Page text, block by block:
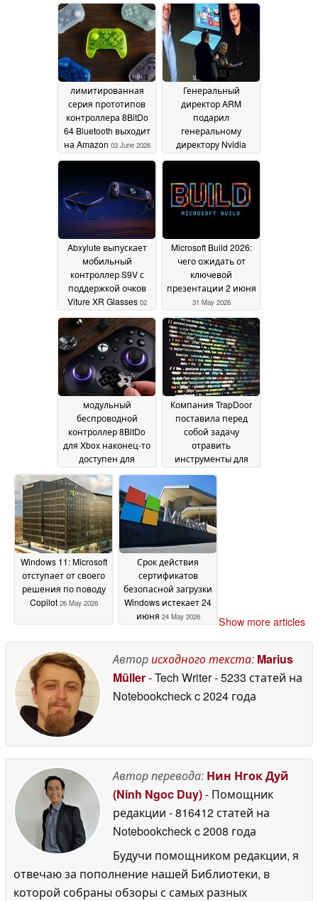
который вы не
можете купить 09 June
2026
уже в продаже04 June
2026
лимитированная
серия прототипов
контроллера 8BitDo
64 Bluetooth выходит
на Amazon 03 June 2026
Генеральный
директор ARM
подарил
генеральному
директору Nvidia
ARM03 June 2026
Abxylute выпускает
мобильный
контроллер S9V с
поддержкой очков
Viture XR Glasses 02
June 2026
Microsoft Build 2026:
чего ожидать от
ключевой
презентации 2 июня
31 May 2026
модульный
беспроводной
контроллер 8BitDo
для Xbox наконец-то
доступен для
заказа27 May 2026
Компания TrapDoor
поставила перед
собой задачу
отравить
инструменты для
May 2026
Windows 11: Microsoft
отступает от своего
решения по поводу
Copilot 26 May 2026
Срок действия
сертификатов
безопасной загрузки
Windows истекает 24
июня 24 May 2026 Show more articles
Авторисходного текста: Marius
Müller- Tech Writer- 5233 статей на
Notebookcheckc 2024 года
Автор перевода: Нин Нгок Дуй
(Ninh Ngoc Duy)- Помощник
редакции - 816412 статей на
Notebookcheckc 2008 года
Будучи помощником редакции, я
отвечаю за пополнение нашей Библиотеки, в
которой собраны обзоры с самых разных